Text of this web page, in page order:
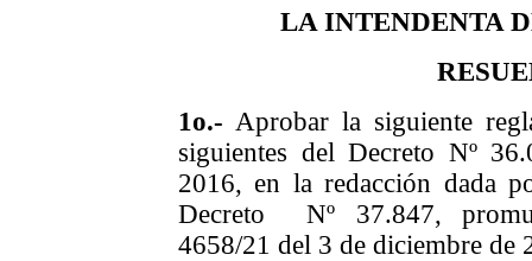
LA INTENDENTA
1o.- Aprobar la siguiente
siguientes del Decreto Nº
2016, en la redacción dada
Decreto Nº 37.847,
4658/21 del 3 de diciembre de